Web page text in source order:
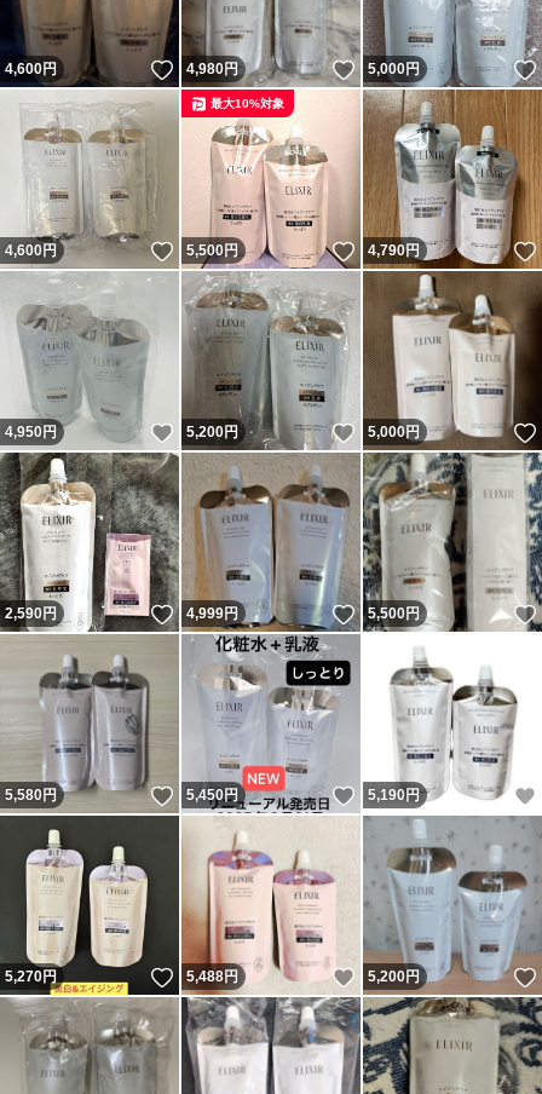
4,600円 いいね！
4,980円 いいね！
5,000円
4,600円 いいね！
5,500円 いいね！
最大10%対象
4,790円
4,950円 いいね！
5,200円 いいね！
5,000円
2,590円 いいね！
4,999円 いいね！
5,500円
5,580円 いいね！
5,450円 いいね！
5,190円
5,270円 いいね！
5,488円 いいね！
5,200円